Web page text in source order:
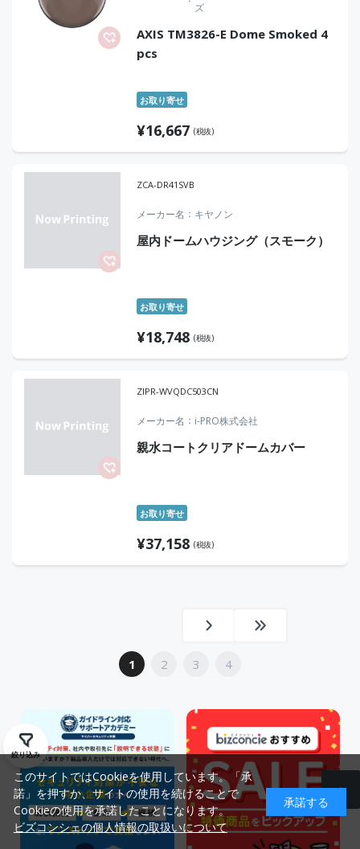
ズ
AXIS TM3826-E Dome Smoked 4
pcs
お取り寄せ
¥16,667 (税抜)
ZCA-DR41SVB
メーカー名 キヤノン
屋内ドームハウジング（スモーク）
お取り寄せ
¥18,748 (税抜)
ZIPR-WVQDC503CN
メーカー名 i-PRO株式会社
親水コートクリアドームカバー
お取り寄せ
¥37,158 (税抜)
1 2 3 4
絞り込み
このサイトではCookieを使用しています。「承
諾」を押すか、サイトの使用を続けることで
Cookieの使用を承諾したことになります。
ビズコンシェの個人情報の取扱いについて
承諾する